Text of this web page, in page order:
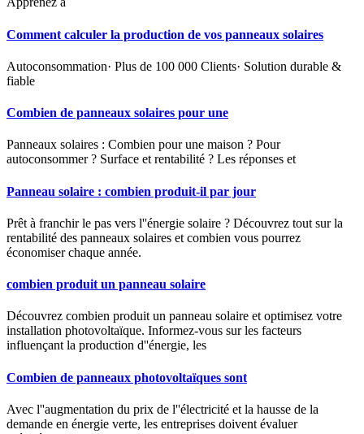
Comment calculer la production de vos panneaux solaires
Autoconsommation· Plus de 100 000 Clients· Solution durable &
fiable
Combien de panneaux solaires pour une
Panneaux solaires : Combien pour une maison ? Pour
autoconsommer ? Surface et rentabilité ? Les réponses et
Panneau solaire : combien produit-il par jour
Prêt à franchir le pas vers l''énergie solaire ? Découvrez tout sur la
rentabilité des panneaux solaires et combien vous pourrez
économiser chaque année.
combien produit un panneau solaire
Découvrez combien produit un panneau solaire et optimisez votre
installation photovoltaïque. Informez-vous sur les facteurs
influençant la production d''énergie, les
Combien de panneaux photovoltaïques sont
Avec l''augmentation du prix de l''électricité et la hausse de la
demande en énergie verte, les entreprises doivent évaluer